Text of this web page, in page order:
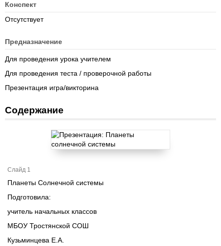
Конспект
Отсутствует
Предназначение
Для проведения урока учителем
Для проведения теста / проверочной работы
Презентация игра/викторина
Содержание
Слайд 1
Планеты Солнечной системы
Подготовила:
учитель начальных классов
МБОУ Тростянской СОШ
Кузьминцева Е.А.